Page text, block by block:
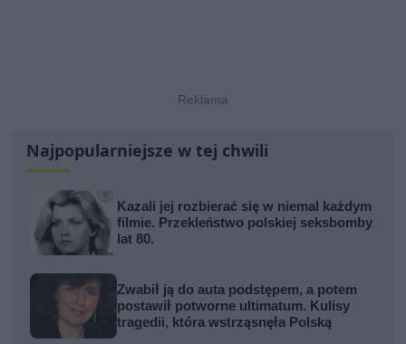
Najpopularniejsze w tej chwili
Kazali jej rozbierać się w niemal każdym
filmie. Przekleństwo polskiej seksbomby
lat 80.
Zwabił ją do auta podstępem, a potem
postawił potworne ultimatum. Kulisy
tragedii, która wstrząsnęła Polską